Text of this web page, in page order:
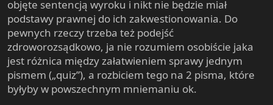
objęte sentencją wyroku i nikt nie będzie miał
podstawy prawnej do ich zakwestionowania. Do
pewnych rzeczy trzeba też podejść
zdroworozsądkowo, ja nie rozumiem osobiście jaka
jest różnica między załatwieniem sprawy jednym
pismem („quiz”), a rozbiciem tego na 2 pisma, które
byłyby w powszechnym mniemaniu ok.